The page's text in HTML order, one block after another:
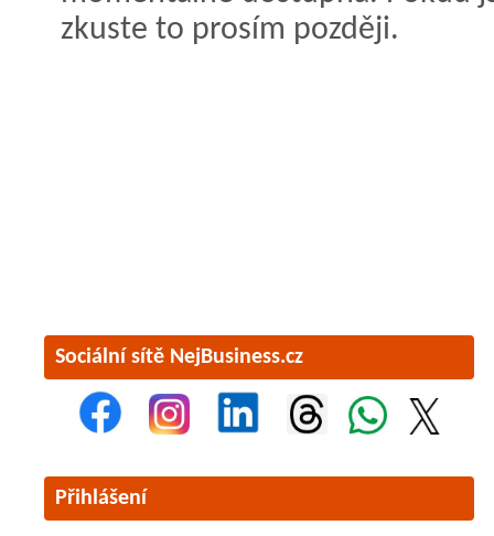
zkuste to prosím později.
Sociální sítě NejBusiness.cz
Přihlášení